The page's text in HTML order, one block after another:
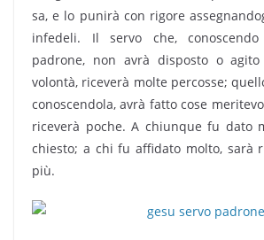
sa, e lo punirà con rigore
infedeli. Il servo che,
padrone, non avrà disposto o
volontà, riceverà molte percosse;
conoscendola, avrà fatto cose
riceverà poche. A chiunque fu dato
chiesto; a chi fu affidato molto, sarà
più.